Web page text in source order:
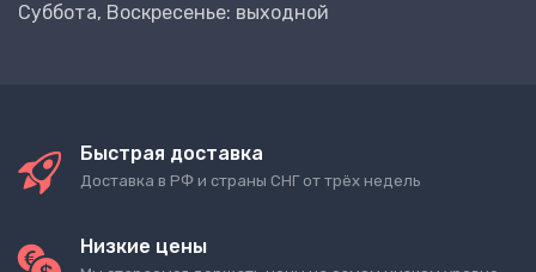
Суббота, Воскресенье: выходной
Быстрая доставка
Доставка в РФ и страны СНГ от трёх недель
Низкие цены